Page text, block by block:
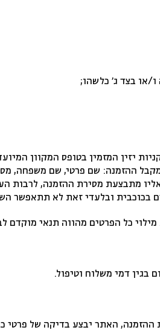
או בצד ג’ כלשהו;
יזין המזמין בטופס המקוון
ההזמנה: שם פרטי, שם משפחה, מס’
מתבצעת מסירת ההזמנה, לרבות
בכוכבית ובלעדי זאת לא תתאפשר
כל הפרטים מהווה תנאי מוקדם
בגין דמי משלוח וטיפול.
ההזמנה, האתר יבצע בדיקה של